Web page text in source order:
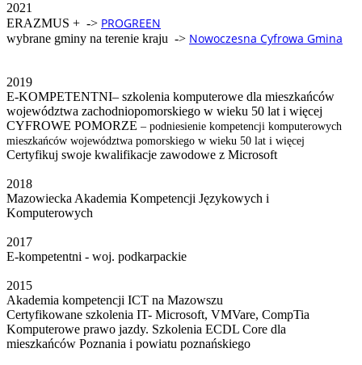
2021
ERAZMUS + -> PROGREEN
wybrane gminy na terenie kraju -> Nowoczesna Cyfrowa Gmina
2019
E-KOMPETENTNI– szkolenia komputerowe dla mieszkańców
województwa zachodniopomorskiego w wieku 50 lat i więcej
CYFROWE POMORZE – podniesienie kompetencji komputerowych
mieszkańców województwa pomorskiego w wieku 50 lat i więcej
Certyfikuj swoje kwalifikacje zawodowe z Microsoft
2018
Mazowiecka Akademia Kompetencji Językowych i
Komputerowych
2017
E-kompetentni - woj. podkarpackie
2015
Akademia kompetencji ICT na Mazowszu
Certyfikowane szkolenia IT- Microsoft, VMVare, CompTia
Komputerowe prawo jazdy. Szkolenia ECDL Core dla
mieszkańców Poznania i powiatu poznańskiego